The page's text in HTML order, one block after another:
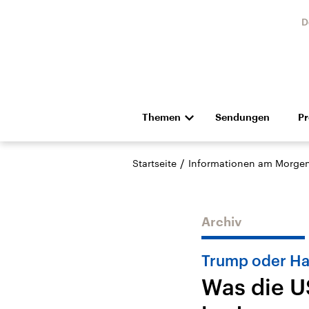
Themen
Die Nachrichten Politik
Hörspiel und Feature Musik
Landtagswahl Sachsen-
USA
Sendungen
Startseite / Informationen am
Archiv
Trump oder
Was die